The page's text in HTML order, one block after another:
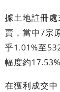
據土地註冊
賣，當中7宗
乎1.01%至
幅度約17.53%
在獲利成交